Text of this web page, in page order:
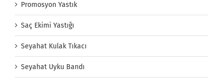
Promosyon Yastık
Saç Ekimi Yastığı
Seyahat Kulak Tıkacı
Seyahat Uyku Bandı